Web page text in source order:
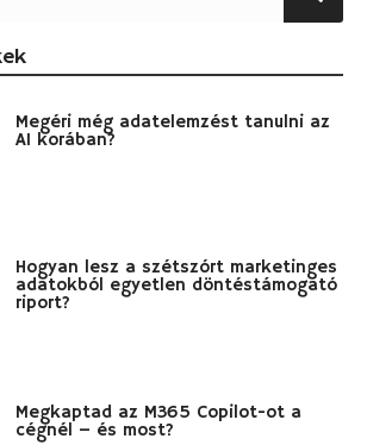
Megéri még adatelemzést tanulni az
AI korában?
Hogyan lesz a szétszórt marketinges
adatokból egyetlen döntéstámogató
riport?
Megkaptad az M365 Copilot-ot a
cégnél – és most?